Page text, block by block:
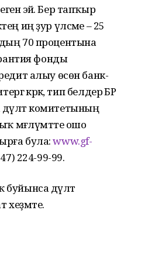
эйә. Бер тапҡыр
иң ҙур үлсәме – 25
70 процентына
фонды
алыу өсөн банк-
кәрәк, тип белдерә БР
комитетының
мәғлүмәтте ошо
була:www.gf-
224-99-99.
дәүләт